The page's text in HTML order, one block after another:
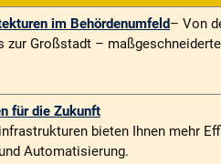
im Behördenumfeld– Von
zur Großstadt – maßge­schneiderte
für die Zukunft
bieten Ihnen mehr
Automatisierung.